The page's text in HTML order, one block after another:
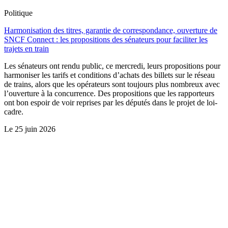
Politique
Harmonisation des titres, garantie de correspondance, ouverture de
SNCF Connect : les propositions des sénateurs pour faciliter les
trajets en train
Les sénateurs ont rendu public, ce mercredi, leurs propositions pour
harmoniser les tarifs et conditions d’achats des billets sur le réseau
de trains, alors que les opérateurs sont toujours plus nombreux avec
l’ouverture à la concurrence. Des propositions que les rapporteurs
ont bon espoir de voir reprises par les députés dans le projet de loi-
cadre.
Le 25 juin 2026